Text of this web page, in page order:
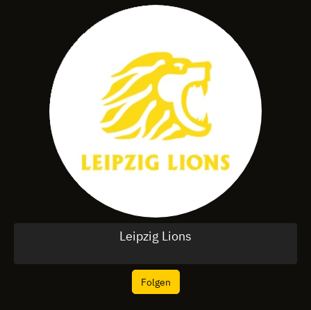
Leipzig Lions
Folgen